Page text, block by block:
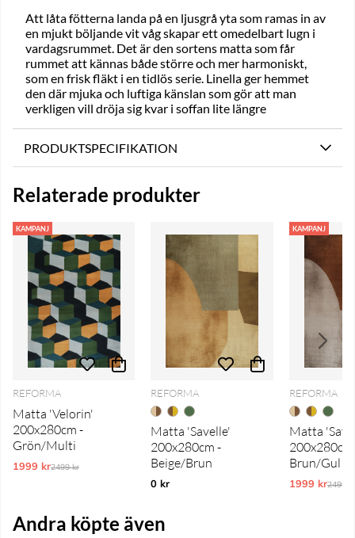
Att låta fötterna landa på en ljusgrå yta som ramas in av
en mjukt böljande vit våg skapar ett omedelbart lugn i
vardagsrummet. Det är den sortens matta som får
rummet att kännas både större och mer harmoniskt,
som en frisk fläkt i en tidlös serie. Linella ger hemmet
den där mjuka och luftiga känslan som gör att man
verkligen vill dröja sig kvar i soffan lite längre
PRODUKTSPECIFIKATION
Relaterade produkter
KAMPANJ
REFORMA
Matta 'Velorin'
200x280cm -
Grön/Multi
1999 krOrdinarie pris:
2499 kr
REFORMA
Matta 'Savelle'
200x280cm -
Beige/Brun
0 kr
KAMPANJ
REFORMA
Matta
200x280cm
Brun/Gul
1999 kr2499 kr
Andra köpte även